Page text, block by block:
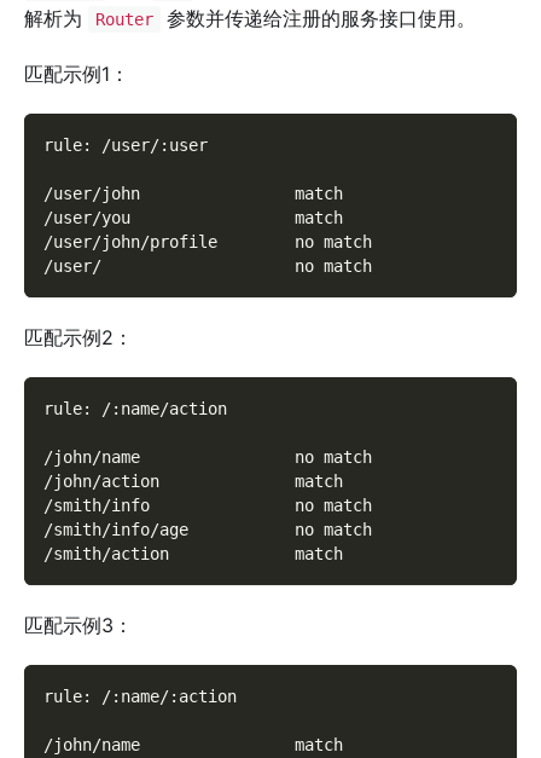
解析为
Router 参数并传递给注册的服务接口使用。
匹配示例1：
rule: /user/:user
/user/john                match
/user/you                 match
/user/john/profile        no match
/user/                    no match
匹配示例2：
rule: /:name/action
/john/name                no match
/john/action              match
/smith/info               no match
/smith/info/age           no match
/smith/action             match
匹配示例3：
rule: /:name/:action
/john/name                match